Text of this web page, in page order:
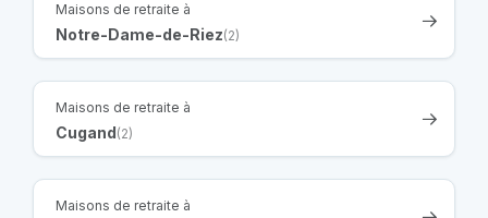
Maisons de retraite à
Notre-Dame-de-Riez(2)
Maisons de retraite à
Cugand(2)
Maisons de retraite à